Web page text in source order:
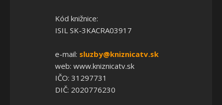
Kód knižnice:
ISIL SK-3KACRA03917
e-mail: sluzby@kniznicatv.sk
web: www.kniznicatv.sk
IČO: 31297731
DIČ: 2020776230